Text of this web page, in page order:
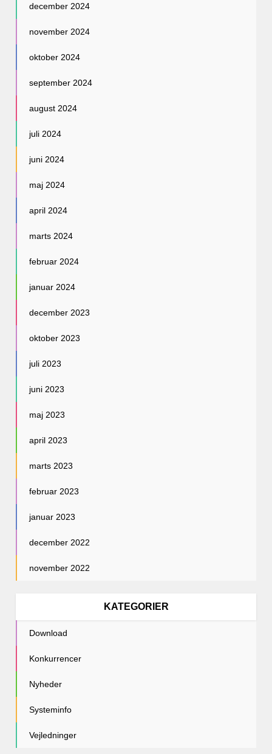
december 2024
november 2024
oktober 2024
september 2024
august 2024
juli 2024
juni 2024
maj 2024
april 2024
marts 2024
februar 2024
januar 2024
december 2023
oktober 2023
juli 2023
juni 2023
maj 2023
april 2023
marts 2023
februar 2023
januar 2023
december 2022
november 2022
KATEGORIER
Download
Konkurrencer
Nyheder
Systeminfo
Vejledninger